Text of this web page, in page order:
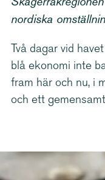
nordiska
Två dagar vid
blå ekonomi inte
fram här och nu, i
och ett